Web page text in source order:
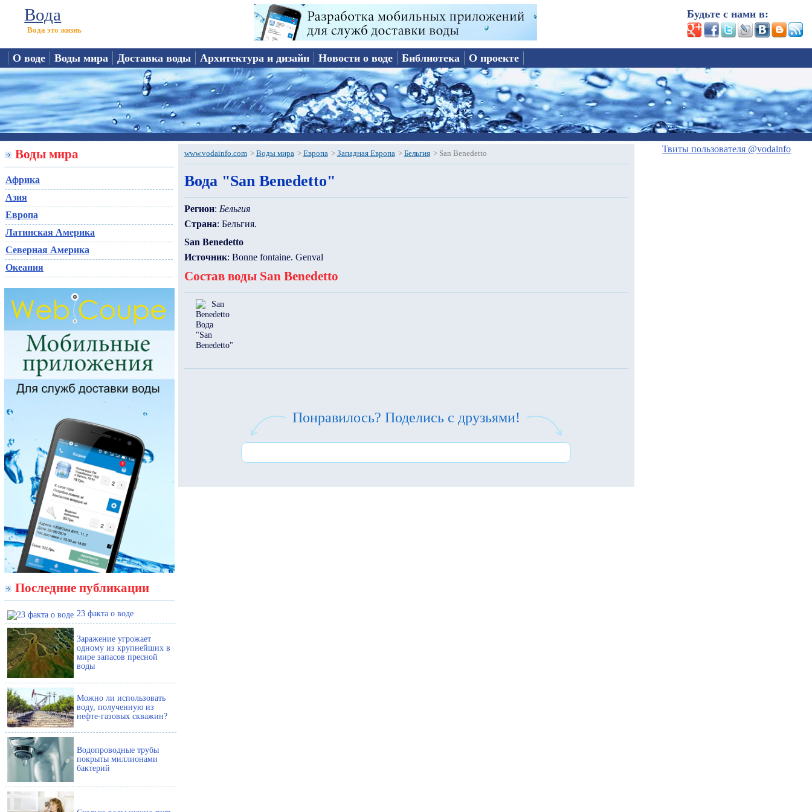
Вода
Вода это жизнь
Будьте с нами в:
О воде Воды мира Доставка воды Архитектура и дизайн Новости о воде Библиотека О проекте
Воды мира
Африка
Азия
Европа
Латинская Америка
Северная Америка
Океания
Последние публикации
23 факта о воде
Заражение угрожает
одному из крупнейших в
мире запасов пресной
воды
Можно ли использовать
воду, полученную из
нефте-газовых скважин?
Водопроводные трубы
покрыты миллионами
бактерий
www.vodainfo.com > Воды мира > Европа > Западная Европа > Бельгия > San Benedetto
Вода "San Benedetto"
Регион: Бельгия
Страна: Бельгия.
San Benedetto
Источник: Bonne fontaine. Genval
Состав воды San Benedetto
Вода
"San
Benedetto"
Понравилось? Поделись с друзьями!
Твиты пользователя @vodainfo